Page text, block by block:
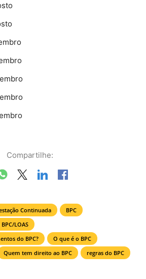
Compartilhe:
Continuada
BPC
LOAS
do BPC?
O que é o BPC
Quem tem direito ao BPC regras do BPC